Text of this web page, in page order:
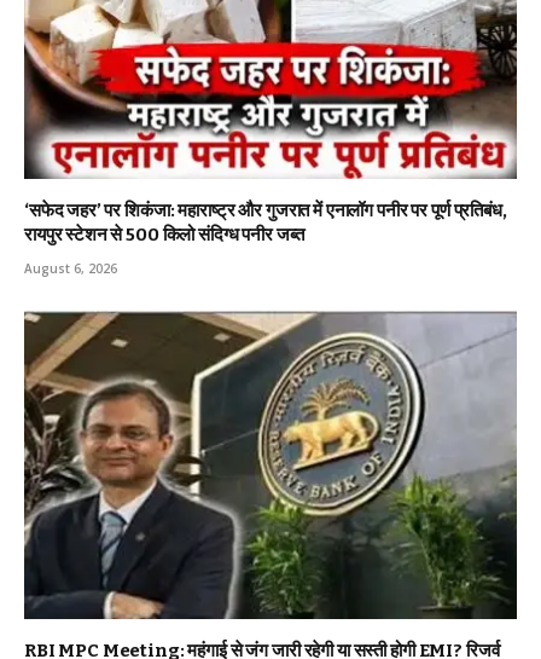
‘सफेद जहर’ पर शिकंजा: महाराष्ट्र और गुजरात में एनालॉग पनीर पर पूर्ण प्रतिबंध,
रायपुर स्टेशन से 500 किलो संदिग्ध पनीर जब्त
August 6, 2026
RBI MPC Meeting: महंगाई से जंग जारी रहेगी या सस्ती होगी EMI? रिजर्व